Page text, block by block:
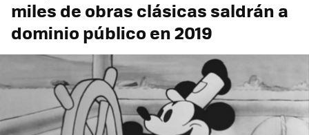
miles de obras clásicas saldrán a
dominio público en 2019